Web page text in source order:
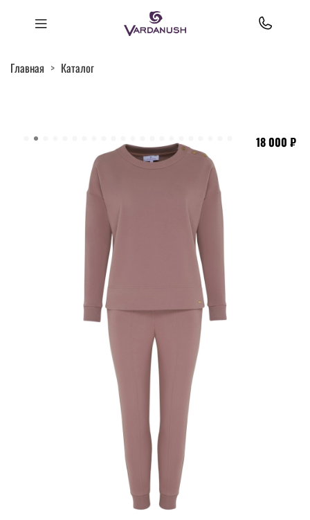
Главная Каталог
18 000 ₽